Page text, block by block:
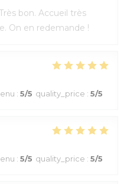
bon. Accueil très
On en redemande !
: 5/5 quality_price : 5/5
: 5/5 quality_price : 5/5